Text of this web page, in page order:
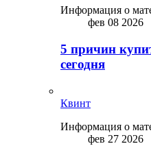
Информация о
фев 08 2026
5 причин
сегодня
Квинт
Информация о
фев 27 2026